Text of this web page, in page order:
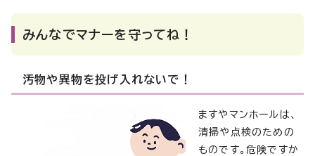
みんなでマナーを守ってね！
汚物や異物を投げ入れないで！
ますやマンホールは、
清掃や点検のための
ものです。危険ですか